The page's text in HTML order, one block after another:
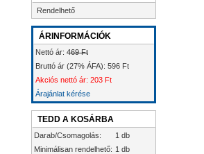
Rendelhető
ÁRINFORMÁCIÓK
Nettó ár: 469 Ft
Bruttó ár (27% ÁFA): 596 Ft
Akciós nettó ár: 203 Ft
Árajánlat kérése
TEDD A KOSÁRBA
Darab/Csomagolás:
1 db
Minimálisan rendelhető: 1 db